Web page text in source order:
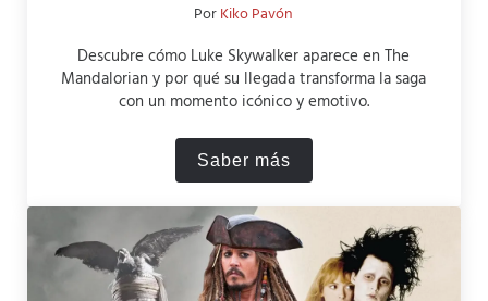
PorKiko Pavón
Descubre cómo Luke Skywalker aparece en The
Mandalorian y por qué su llegada transforma la saga
con un momento icónico y emotivo.
Saber más¿Cómo aparece Luke